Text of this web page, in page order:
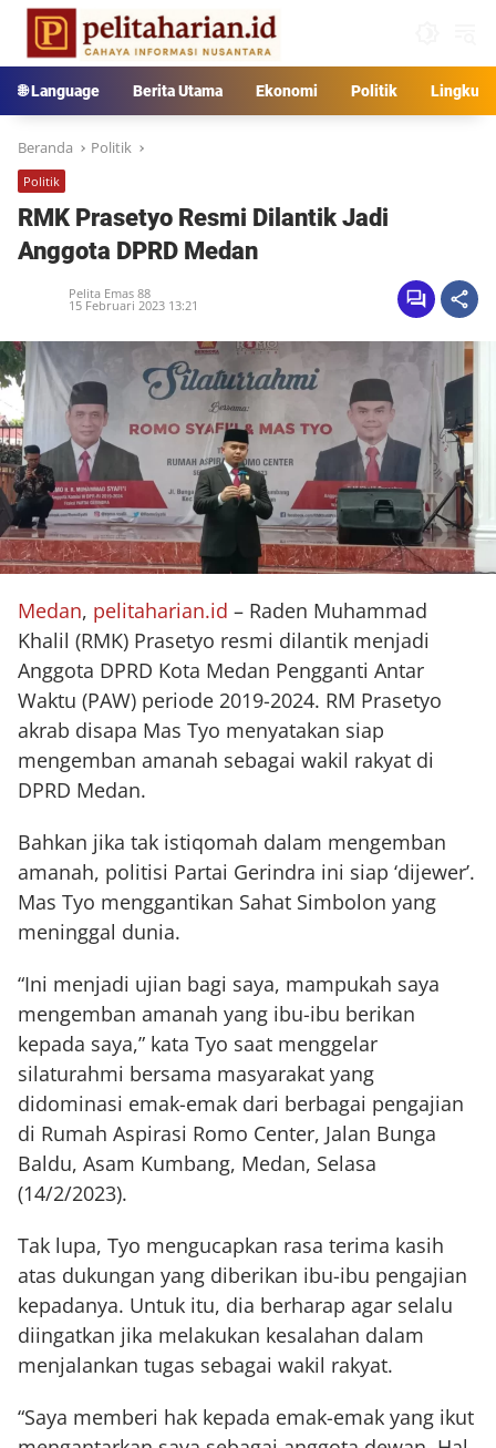
Langsung
konten
🌐 Language Berita Utama Ekonomi Politik
Beranda Politik
Politik
RMK Prasetyo Resmi Dilantik Jadi
Anggota DPRD Medan
Pelita Emas 88
15 Februari 2023 13:21
Medan, pelitaharian.id – Raden Muhammad
Khalil (RMK) Prasetyo resmi dilantik menjadi
Anggota DPRD Kota Medan Pengganti Antar
Waktu (PAW) periode 2019-2024. RM Prasetyo
akrab disapa Mas Tyo menyatakan siap
mengemban amanah sebagai wakil rakyat di
DPRD Medan.
Bahkan jika tak istiqomah dalam mengemban
amanah, politisi Partai Gerindra ini siap ‘dijewer’.
Mas Tyo menggantikan Sahat Simbolon yang
meninggal dunia.
“Ini menjadi ujian bagi saya, mampukah saya
mengemban amanah yang ibu-ibu berikan
kepada saya,” kata Tyo saat menggelar
silaturahmi bersama masyarakat yang
didominasi emak-emak dari berbagai pengajian
di Rumah Aspirasi Romo Center, Jalan Bunga
Baldu, Asam Kumbang, Medan, Selasa
(14/2/2023).
Tak lupa, Tyo mengucapkan rasa terima kasih
atas dukungan yang diberikan ibu-ibu pengajian
kepadanya. Untuk itu, dia berharap agar selalu
diingatkan jika melakukan kesalahan dalam
menjalankan tugas sebagai wakil rakyat.
“Saya memberi hak kepada emak-emak yang ikut